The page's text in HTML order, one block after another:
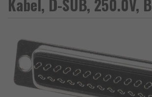
Kabel, D-SUB, 250.0V, B